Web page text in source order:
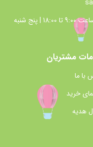
ساعت پاسخگويي شنبه تا چهار شنبه از ساعت 9:00 تا 18:00 | پنج شنبه
مشتریان
با ما
خرید
هدیه